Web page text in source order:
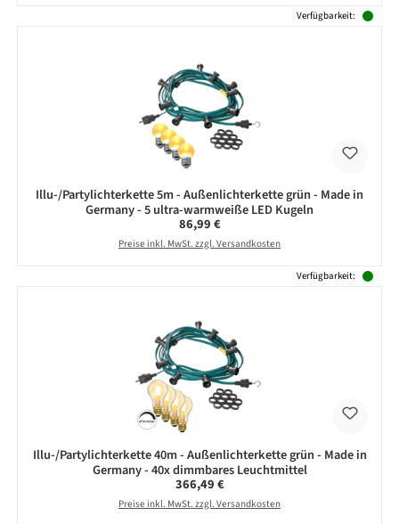
Verfügbarkeit:
Illu-/Partylichterkette 5m - Außenlichterkette grün - Made in
Germany - 5 ultra-warmweiße LED Kugeln
Regulärer Preis:
86,99 €
Preise inkl. MwSt. zzgl. Versandkosten
Verfügbarkeit:
Illu-/Partylichterkette 40m - Außenlichterkette grün - Made in
Germany - 40x dimmbares Leuchtmittel
Regulärer Preis:
366,49 €
Preise inkl. MwSt. zzgl. Versandkosten